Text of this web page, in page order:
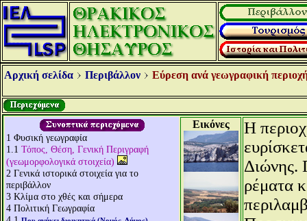
Αρχική σελίδα Περιβάλλον Εύρεση ανά γεωγραφική
1 Φυσική γεωγραφία
1.1 Τόπος, Θέση, Γενική Περιγραφή
(γεωμορφολογικά στοιχεία)
2 Γενικά ιστορικά στοιχεία για το
περιβάλλον
3 Κλίμα στο χθές και σήμερα
4 Πολιτική Γεωγραφία
Εικόνες
Η
Διώνης.
ρέματα